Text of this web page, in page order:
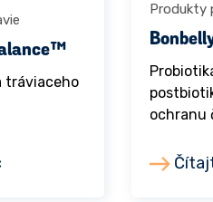
tráviaceho
Produkty
ochranu